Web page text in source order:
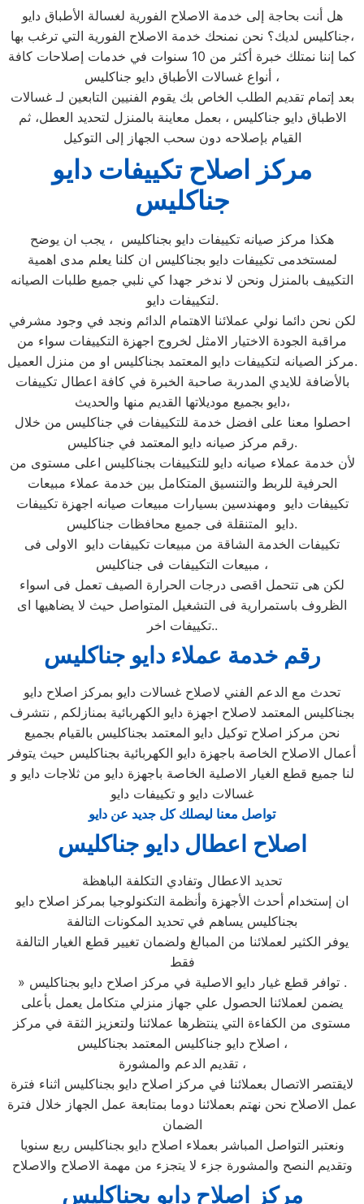
هل أنت بحاجة إلى خدمة الاصلاح الفورية لغسالة الأطباق دايو
جناكليس لديك؟ نحن نمنحك خدمة الاصلاح الفورية التي ترغب بها،
كما إننا نمتلك خبرة أكثر من 10 سنوات في خدمات إصلاحات كافة
أنواع غسالات الأطباق دايو جناكليس ،
بعد إتمام تقديم الطلب الخاص بك يقوم الفنيين التابعين لـ غسالات
الاطباق دايو جناكليس ، بعمل معاينة بالمنزل لتحديد العطل، ثم
القيام بإصلاحه دون سحب الجهاز إلى التوكيل
مركز اصلاح تكييفات دايو
جناكليس
هكذا مركز صيانه تكييفات دايو بجناكليس ، يجب ان يوضح
لمستخدمى تكييفات دايو بجناكليس ان كلنا يعلم مدى اهمية
التكييف بالمنزل ونحن لا ندخر جهدا كي نلبي جميع طلبات الصيانه
لتكييفات دايو.
لكن نحن دائما نولي عملائنا الاهتمام الدائم ونجد في وجود مشرفي
مراقبة الجودة الاختيار الامثل لخروج اجهزة التكييفات سواء من
مركز الصيانه لتكييفات دايو المعتمد بجناكليس او من منزل العميل.
بالأضافة للايدي المدربة صاحبة الخبرة في كافة اعطال تكييفات
دايو بجميع موديلاتها القديم منها والحديث،
احصلوا معنا على افضل خدمة للتكييفات في جناكليس من خلال
رقم مركز صيانه دايو المعتمد في جناكليس.
لأن خدمة عملاء صيانه دايو للتكييفات بجناكليس اعلى مستوى من
الحرفية للربط والتنسيق المتكامل بين خدمة عملاء مبيعات
تكييفات دايو ومهندسين بسيارات مبيعات صيانه اجهزة تكييفات
دايو المتنقلة فى جميع محافظات جناكليس.
تكييفات الخدمة الشاقة من مبيعات تكييفات دايو الاولى فى
مبيعات التكييفات فى جناكليس ،
لكن هى تتحمل اقصى درجات الحرارة الصيف تعمل فى اسواء
الظروف باستمرارية فى التشغيل المتواصل حيث لا يضاهيها اى
تكييفات اخر..
رقم خدمة عملاء دايو جناكليس
تحدث مع الدعم الفني لاصلاح غسالات دايو بمركز اصلاح دايو
بجناكليس المعتمد لاصلاح اجهزة دايو الكهربائية بمنازلكم , نتشرف
نحن مركز اصلاح توكيل دايو المعتمد بجناكليس بالقيام بجميع
أعمال الاصلاح الخاصة باجهزة دايو الكهربائية بجناكليس حيث يتوفر
لنا جميع قطع الغيار الاصلية الخاصة باجهزة دايو من ثلاجات دايو و
غسالات دايو و تكييفات دايو
تواصل معنا ليصلك كل جديد عن دايو
اصلاح اعطال دايو جناكليس
تحديد الاعطال وتفادي التكلفة الباهظة
ان إستخدام أحدث الأجهزة وأنظمة التكنولوجيا بمركز اصلاح دايو
بجناكليس يساهم في تحديد المكونات التالفة
يوفر الكثير لعملائنا من المبالغ ولضمان تغيير قطع الغيار التالفة
فقط
» توافر قطع غيار دايو الاصلية في مركز اصلاح دايو بجناكليس .
يضمن لعملائنا الحصول علي جهاز منزلي متكامل يعمل بأعلى
مستوى من الكفاءة التي ينتظرها عملائنا ولتعزيز الثقة في مركز
اصلاح دايو جناكليس المعتمد بجناكليس ،
تقديم الدعم والمشورة ،
لايقتصر الاتصال بعملائنا في مركز اصلاح دايو بجناكليس اثناء فترة
عمل الاصلاح نحن نهتم بعملائنا دوما بمتابعة عمل الجهاز خلال فترة
الضمان
ونعتبر التواصل المباشر بعملاء اصلاح دايو بجناكليس ربع سنويا
وتقديم النصح والمشورة جزء لا يتجزء من مهمة الاصلاح والاصلاح
مركز اصلاح دايو بجناكليس